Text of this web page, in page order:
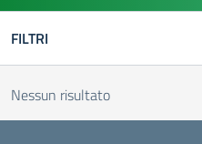
FILTRI
Nessun risultato